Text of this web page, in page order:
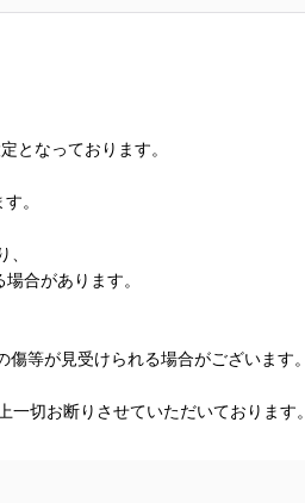
となっております。
。
合があります。
等が見受けられる場合がございます。
切お断りさせていただいております。